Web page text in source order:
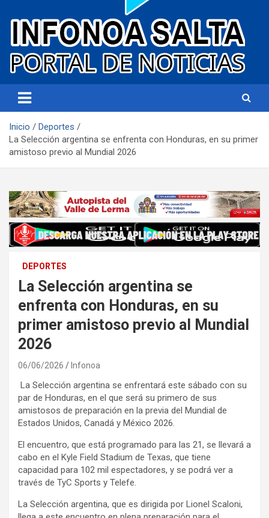
Infonoa Salta
Inicio
Deportes
La Selección argentina se enfrenta con Honduras, en su primer
amistoso previo al Mundial 2026
DEPORTES
La Selección argentina se
enfrenta con Honduras, en su
primer amistoso previo al Mundial
2026
06/06/2026 Infonoa
La Selección argentina se enfrentará este sábado con su
par de Honduras, en el que será su primero de sus
amistosos de preparación en la previa del Mundial de
Estados Unidos, Canadá y México 2026.
El encuentro, que está programado para las 21, se llevará a
cabo en el Kyle Field Stadium de Texas, que tiene
capacidad para 102 mil espectadores, y se podrá ver a
través de TyC Sports y Telefe.
La Selección argentina, que es dirigida por Lionel Scaloni,